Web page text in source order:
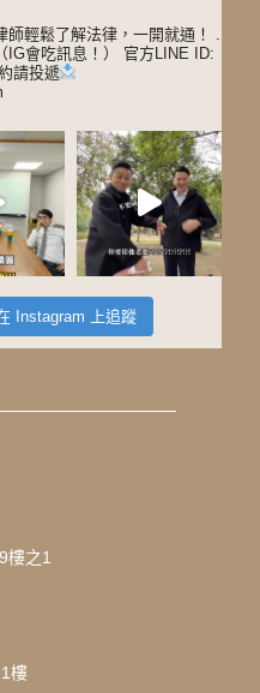
輕鬆了解法律，一開就通！
（IG會吃訊息！）
官方LINE ID:
請投遞
Instagram 上追蹤
樓之1
樓